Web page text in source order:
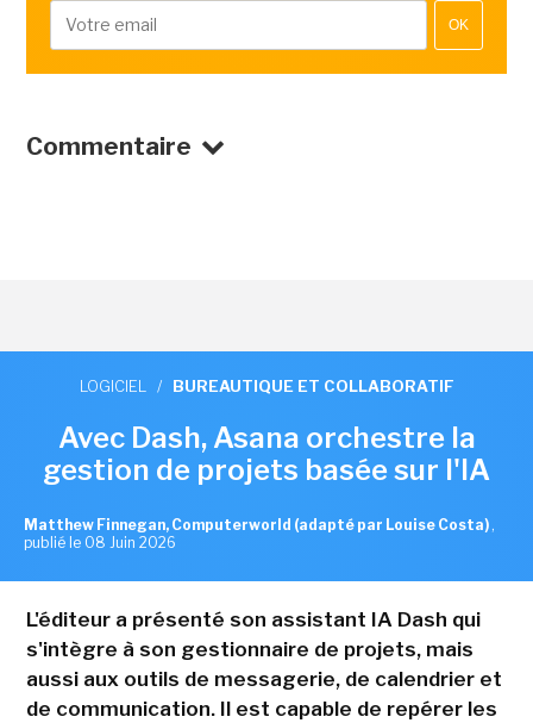
OK
Commentaire
LOGICIEL / BUREAUTIQUE ET COLLABORATIF
Avec Dash, Asana orchestre la
gestion de projets basée sur l'IA
Matthew Finnegan, Computerworld (adapté par Louise Costa) ,
publié le 08 Juin 2026
L'éditeur a présenté son assistant IA Dash qui
s'intègre à son gestionnaire de projets, mais
aussi aux outils de messagerie, de calendrier et
de communication. Il est capable de repérer les